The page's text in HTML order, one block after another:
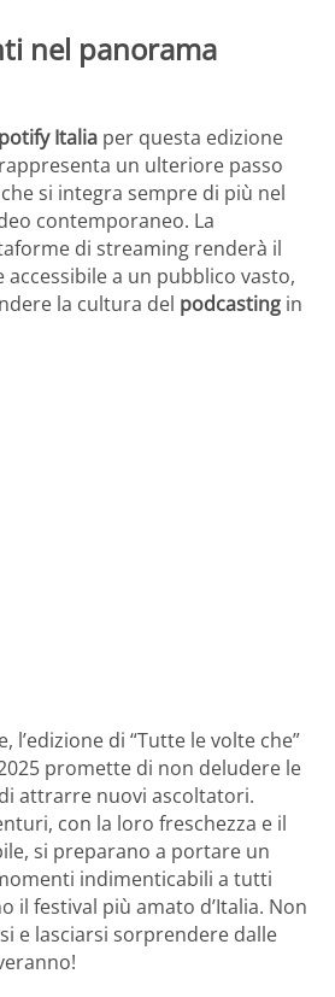
nel panorama
Italia per questa edizione
un ulteriore passo
si integra sempre di più nel
contemporaneo. La
di streaming renderà il
a un pubblico vasto,
la cultura del podcasting in
l’edizione di “Tutte le volte che”
promette di non deludere le
attrarre nuovi ascoltatori.
con la loro freschezza e il
si preparano a portare un
indimenticabili a tutti
il festival più amato d’Italia. Non
e lasciarsi sorprendere dalle